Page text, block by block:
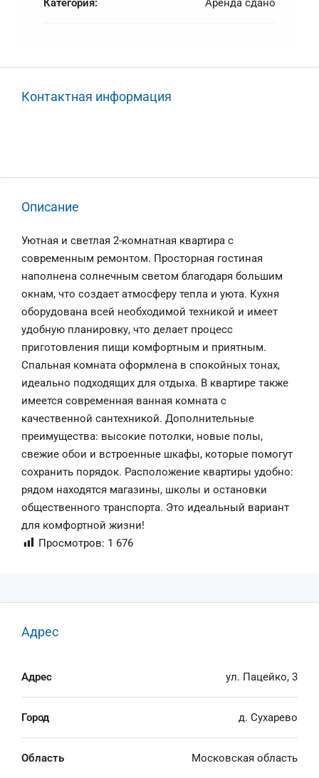
Категория: Аренда сдано
Контактная информация
Описание
Уютная и светлая 2-комнатная квартира с
современным ремонтом. Просторная гостиная
наполнена солнечным светом благодаря большим
окнам, что создает атмосферу тепла и уюта. Кухня
оборудована всей необходимой техникой и имеет
удобную планировку, что делает процесс
приготовления пищи комфортным и приятным.
Спальная комната оформлена в спокойных тонах,
идеально подходящих для отдыха. В квартире также
имеется современная ванная комната с
качественной сантехникой. Дополнительные
преимущества: высокие потолки, новые полы,
свежие обои и встроенные шкафы, которые помогут
сохранить порядок. Расположение квартиры удобно:
рядом находятся магазины, школы и остановки
общественного транспорта. Это идеальный вариант
для комфортной жизни!
Просмотров: 1 676
Адрес
Адрес ул. Пацейко, 3
Город д. Сухарево
Область Московская область